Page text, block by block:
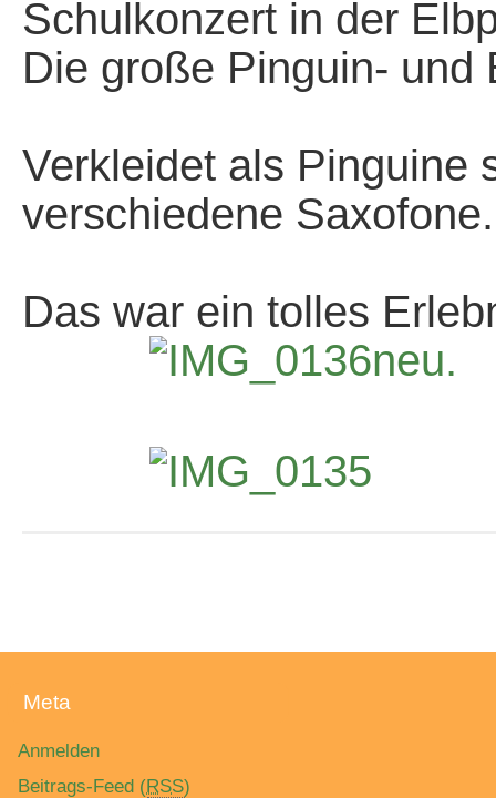
Schulkonzert in der
Die große Pinguin- und
Verkleidet als Pinguine
verschiedene Saxofone.
Das war ein tolles
Meta
Anmelden
Beitrags-Feed (RSS)